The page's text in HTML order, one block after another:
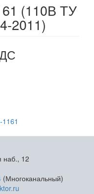
(110В ТУ
2011)
наб., 12
(Многоканальный)